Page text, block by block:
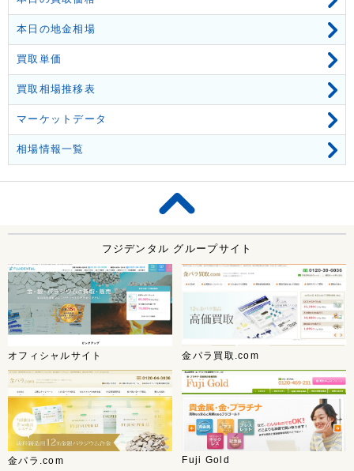
本日の地金相場
買取単価
買取相場推移表
マーケットデータ
相場情報一覧
フジデンタル グループサイト
オフィシャルサイト 金パラ買取.com
金パラ.com Fuji Gold